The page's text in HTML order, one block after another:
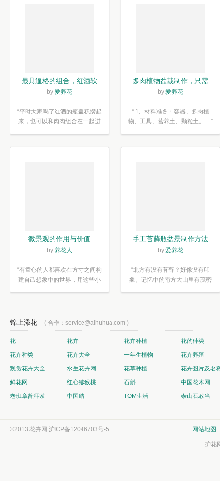
最具逼格的组合，红酒软
木塞diy多肉植物盆栽
by 爱养花
“平时大家喝了红酒的瓶盖积攒起
来，也可以和肉肉组合在一起进
多肉植物盆栽制作，只需
简单6步
by 爱养花
“ 1、材料准备：容器、多肉植
物、工具、营养土、颗粒土。 ...”
微景观的作用与价值
by 养花人
“有童心的人都喜欢在方寸之间构
建自己想象中的世界，用这些小
手工苔藓瓶盆景制作方法
by 爱养花
“北方有没有苔藓？好像没有印
象。记忆中的南方大山里有茂密
锦上添花 ( 合作：service@aihuhua.com )
花 花卉 花卉种植
花的种类
花卉种类
花卉大全 一年生植物
花卉养殖
观赏花卉大全
水生花卉网 花草种植
花卉图片及名
鲜花网
红心猕猴桃 石斛
中国花木网
老班章普洱茶
中国结 TOM生活 泰山石敢当
©2013 花卉网 沪ICP备12046703号-5 网站地图
护花